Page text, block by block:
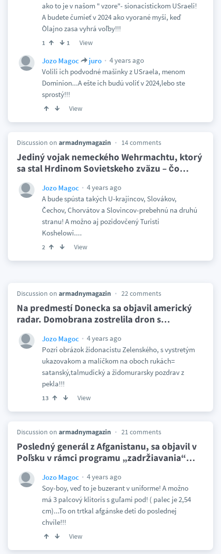
ako to je v našom " vzore"- sionacistickom USraeli!
A budete čumieť v 2024 ako vyorané myši, keď
Òlajno zasa vyhrá voľby!!!
1 1 View
Jozo Magoc juro
4 years ago
Volili ich podvodné mašinky z USraela, menom
Dominion...A ešte ich budú voliť v 2024,lebo ste
sprostý!!!
View
Discussion on armadnymagazin 14 comments
Jediný vojak nemeckého Wehrmachtu, ktorý
sa stal Hrdinom Sovietskeho zväzu – čo…
Jozo Magoc
4 years ago
A bude spústa takých U-krajincov, Slovákov,
Čechov, Chorvátov a Slovincov-prebehnú na druhú
stranu! A možno aj pozidovčený Turisti
Koshelowi....
2 View
Discussion on armadnymagazin 22 comments
Na predmestí Donecka sa objavil americký
radar. Domobrana zostrelila dron s…
Jozo Magoc
4 years ago
Pozri obrázok židonacistu Zelenského, s vystretým
ukazovakom a malíčkom na oboch rukách=
satanský,talmudický a židomurarsky pozdrav z
pekla!!!
13 View
Discussion on armadnymagazin 21 comments
Posledný generál z Afganistanu, sa objavil v
Poľsku v rámci programu „zadržiavania“…
Jozo Magoc
4 years ago
Soy-boy, veď to je buzerant v uniforme! A možno
má 3 palcový klitoris s guľami pod! ( palec je 2,54
cm)...To on trtkal afgánske deti do poslednej
chvíle!!!
View